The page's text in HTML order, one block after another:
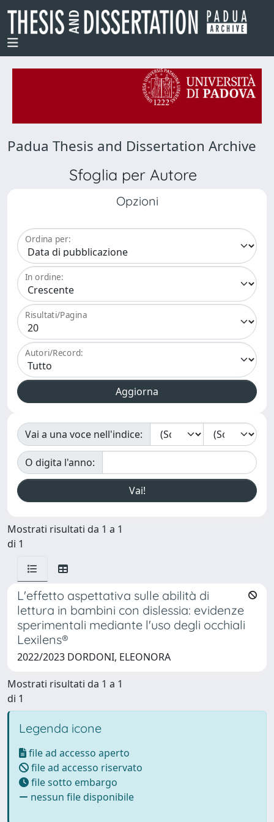
Padua Thesis and Dissertation Archive
Sfoglia per Autore
Opzioni
Ordina per:
In ordine:
Risultati/Pagina
Autori/Record:
Vai a una voce nell'indice:
O digita l'anno:
Mostrati risultati da 1 a 1
di 1
L'effetto aspettativa sulle abilità di
lettura in bambini con dislessia: evidenze
sperimentali mediante l'uso degli occhiali
Lexilens®
2022/2023 DORDONI, ELEONORA
Mostrati risultati da 1 a 1
di 1
Legenda icone
file ad accesso aperto
file ad accesso riservato
file sotto embargo
nessun file disponibile